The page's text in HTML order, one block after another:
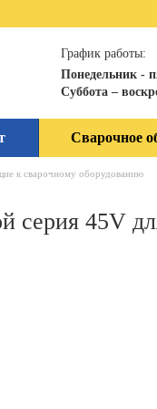
График работы:
Понедельник -
Суббота –
Сварочное
к сварочному оборудованию
серия 45V